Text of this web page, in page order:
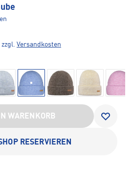
zzgl. Versandkosten
WARENKORB
RESERVIEREN